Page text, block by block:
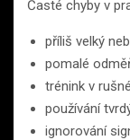
Časté chyby v
příliš velký
pomalé
trénink v
používání
ignorování